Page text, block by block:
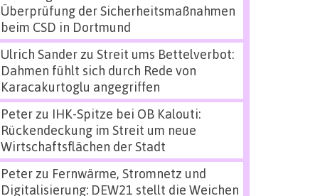
Überprüfung der Sicherheitsmaßnahmen
beim CSD in Dortmund
Ulrich Sanderzu Streit ums Bettelverbot:
Dahmen fühlt sich durch Rede von
Karacakurtoglu angegriffen
Peterzu IHK-Spitze bei OB Kalouti:
Rückendeckung im Streit um neue
Wirtschaftsflächen der Stadt
Peterzu Fernwärme, Stromnetz und
Digitalisierung: DEW21 stellt die Weichen